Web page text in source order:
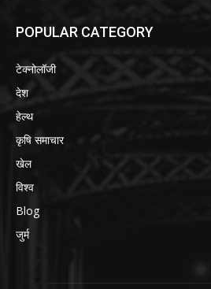
POPULAR CATEGORY
टेक्नोलॉजी
देश
हेल्थ
कृषि समाचार
खेल
विश्व
Blog
जुर्म